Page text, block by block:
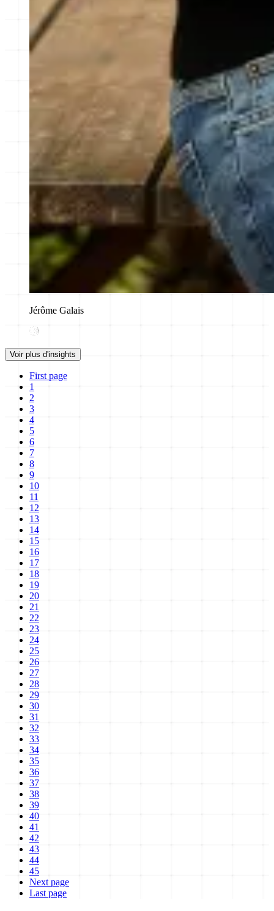
Jérôme Galais
Voir plus d'insights
First page
1
2
3
4
5
6
7
8
9
10
11
12
13
14
15
16
17
18
19
20
21
22
23
24
25
26
27
28
29
30
31
32
33
34
35
36
37
38
39
40
41
42
43
44
45
Next page
Last page